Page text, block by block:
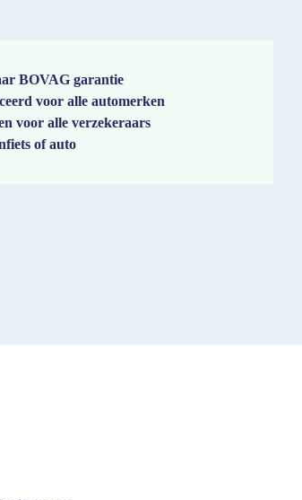
BOVAG garantie
voor alle automerken
voor alle verzekeraars
of auto